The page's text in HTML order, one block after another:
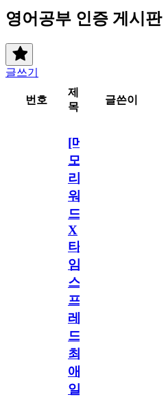
영어공부 인증 게시판
글쓰기
번호
제
목
글쓴이
[메
모
리
워
드
X
타
임
스
프
레
드]
최
애
일